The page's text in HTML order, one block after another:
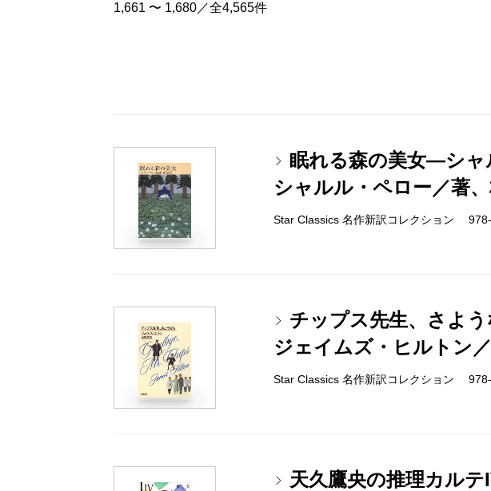
1,661 〜 1,680／全4,565件
眠れる森の美女―シ
シャルル・ペロー／著
Star Classics 名作新訳コレクション
チップス先生、さよう
ジェイムズ・ヒルトン
Star Classics 名作新訳コレクション
天久鷹央の推理カル